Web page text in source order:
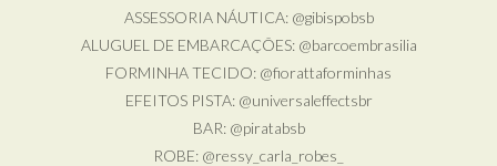
ASSESSORIA NÁUTICA: @gibispobsb
ALUGUEL DE EMBARCAÇÕES: @barcoembrasilia
FORMINHA TECIDO: @fiorattaforminhas
EFEITOS PISTA: @universaleffectsbr
BAR: @piratabsb
ROBE: @ressy_carla_robes_